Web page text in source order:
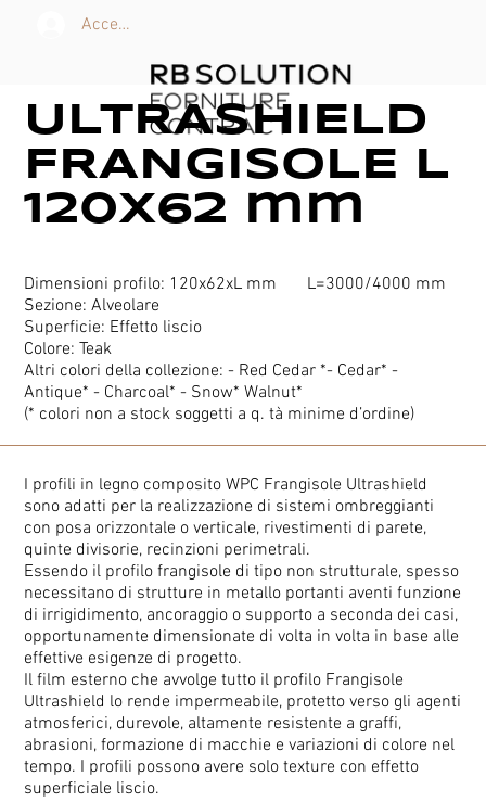
Accedi
Dimensioni profilo: 120x62xL mm L=3000/4000 mm
Sezione: Alveolare
Superficie: Effetto liscio
Colore: Teak
Altri colori della collezione: - Red Cedar *- Cedar* -
Antique* - Charcoal* - Snow* Walnut*
(* colori non a stock soggetti a q. tà minime d’ordine)
ULTRASHIELD
FRANGISOLE L
120x62 mm
I profili in legno composito WPC Frangisole Ultrashield
sono adatti per la realizzazione di sistemi ombreggianti
con posa orizzontale o verticale, rivestimenti di parete,
quinte divisorie, recinzioni perimetrali.
Essendo il profilo frangisole di tipo non strutturale, spesso
necessitano di strutture in metallo portanti aventi funzione
di irrigidimento, ancoraggio o supporto a seconda dei casi,
opportunamente dimensionate di volta in volta in base alle
effettive esigenze di progetto.
Il film esterno che avvolge tutto il profilo Frangisole
Ultrashield lo rende impermeabile, protetto verso gli agenti
atmosferici, durevole, altamente resistente a graffi,
abrasioni, formazione di macchie e variazioni di colore nel
tempo. I profili possono avere solo texture con effetto
superficiale liscio.